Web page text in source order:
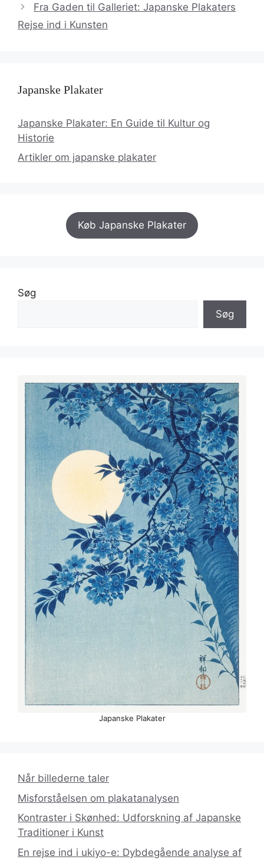
Fra Gaden til Galleriet: Japanske Plakaters
Rejse ind i Kunsten
Japanske Plakater
Japanske Plakater: En Guide til Kultur og
Historie
Artikler om japanske plakater
Køb Japanske Plakater
Søg
Søg
Japanske Plakater
Når billederne taler
Misforståelsen om plakatanalysen
Kontraster i Skønhed: Udforskning af Japanske
Traditioner i Kunst
En rejse ind i ukiyo-e: Dybdegående analyse af